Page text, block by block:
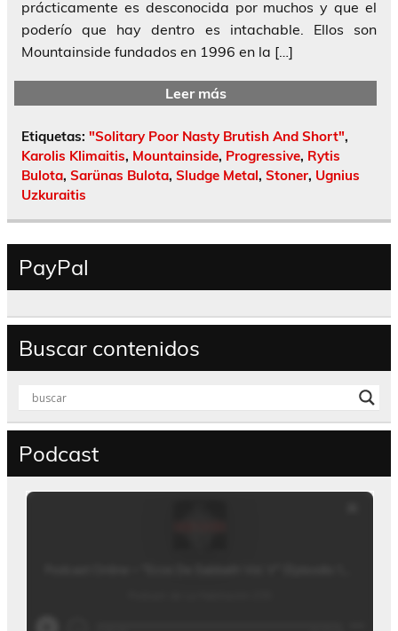
prácticamente es desconocida por muchos y que el
poderío que hay dentro es intachable. Ellos son
Mountainside fundados en 1996 en la […]
Leer más
Etiquetas: "Solitary Poor Nasty Brutish And Short",
Karolis Klimaitis, Mountainside, Progressive, Rytis
Bulota, Sarünas Bulota, Sludge Metal, Stoner, Ugnius
Uzkuraitis
PayPal
Buscar contenidos
Podcast